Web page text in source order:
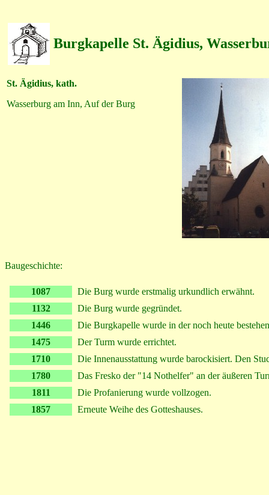
Burgkapelle St. Ägidius,
St. Ägidius, kath.
Wasserburg am Inn, Auf der Burg
Baugeschichte:
1087
Die Burg wurde erstmalig urkundlich erwähnt.
1132
Die Burg wurde gegründet.
1446
Die Burgkapelle wurde in der noch heute
1475
Der Turm wurde errichtet.
1710
Die Innenausstattung wurde barockisiert. Den
1780
Das Fresko der "14 Nothelfer" an der äußeren
1811
Die Profanierung wurde vollzogen.
1857
Erneute Weihe des Gotteshauses.